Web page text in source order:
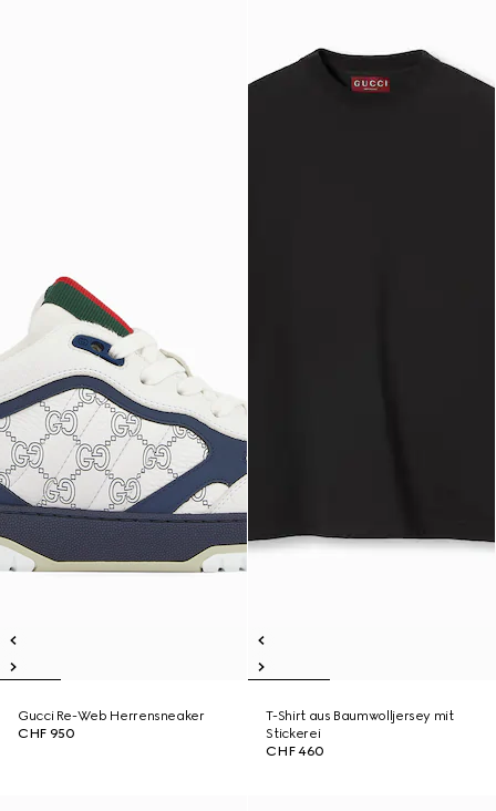
Gucci Re-Web Herrensneaker
CHF 950
T-Shirt aus Baumwolljersey mit
Stickerei
CHF 460